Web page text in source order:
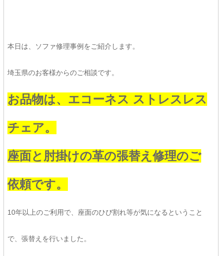
本日は、ソファ修理事例をご紹介します。
埼玉県のお客様からのご相談です。
お品物は、エコーネス ストレスレス
チェア。
座面と肘掛けの革の張替え修理のご
依頼です。
10年以上のご利用で、座面のひび割れ等が気になるということ
で、張替えを行いました。